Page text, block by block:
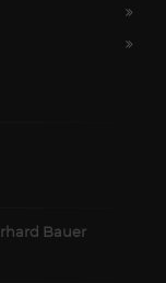
Bauer